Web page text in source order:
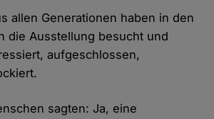
allen Generationen haben in den
die Ausstellung besucht und
aufgeschlossen,
sagten: Ja, eine